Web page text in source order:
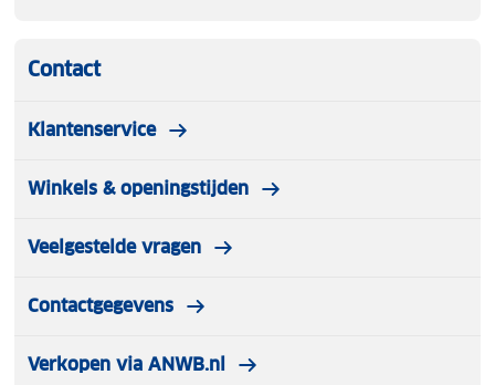
Contact
Klantenservice
Winkels & openingstijden
Veelgestelde vragen
Contactgegevens
Verkopen via ANWB.nl